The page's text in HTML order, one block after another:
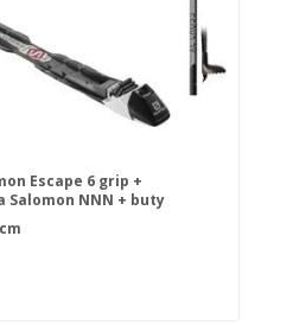
Escape 6 grip +
Salomon NNN + buty